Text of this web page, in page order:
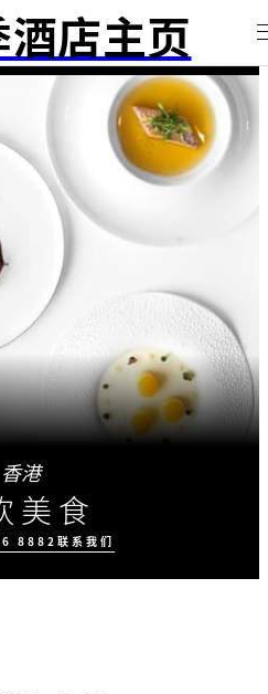
店主页
香港
美食
8882 联系我们